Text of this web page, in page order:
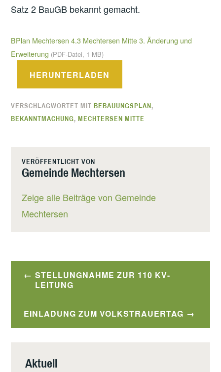
Satz 2 BauGB bekannt gemacht.
BPlan Mechtersen 4.3 Mechtersen Mitte 3. Änderung und
Erweiterung (PDF-Datei, 1 MB)
HERUNTERLADEN
VERSCHLAGWORTET MITBEBAUUNGSPLAN,
BEKANNTMACHUNG,MECHTERSEN MITTE
VERÖFFENTLICHT VON
Gemeinde Mechtersen
Zeige alle Beiträge von Gemeinde
Mechtersen
Beitragsnavigation
STELLUNGNAHME ZUR 110 KV-
LEITUNG
EINLADUNG ZUM VOLKSTRAUERTAG
Aktuell